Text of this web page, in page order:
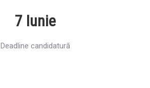
7 Iunie
Deadline candidatură